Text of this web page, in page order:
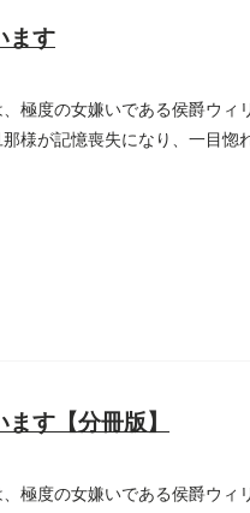
ます
極度の女嫌いである侯爵ウィ
様が記憶喪失になり、一目
す【分冊版】
極度の女嫌いである侯爵ウィ